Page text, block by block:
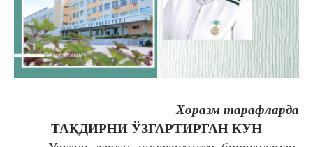
Хоразм тарафларда
ТАҚДИРНИ ЎЗГАРТИРГАН КУН